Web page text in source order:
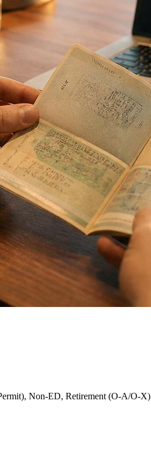
Non-ED, Retirement (O-A/O-